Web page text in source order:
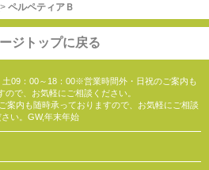
> ペルペティアＢ
ジトップに戻る
09：00～18：00※営業時間外・日祝のご案内も
ので、お気軽にご相談ください。
案内も随時承っておりますので、お気軽にご相談
さい。GW,年末年始